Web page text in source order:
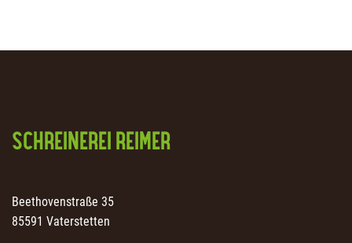
SCHREINEREI REIMER
Beethovenstraße 35
85591 Vaterstetten